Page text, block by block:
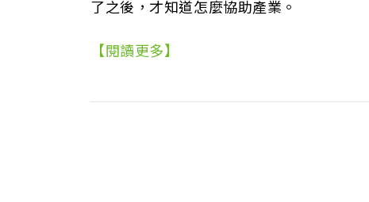
了之後，才知道怎麼協助產業。
【閱讀更多】